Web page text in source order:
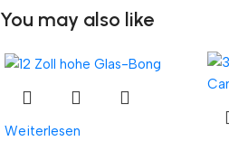
Black Friday Blowout!
You may also like
Weiterlesen